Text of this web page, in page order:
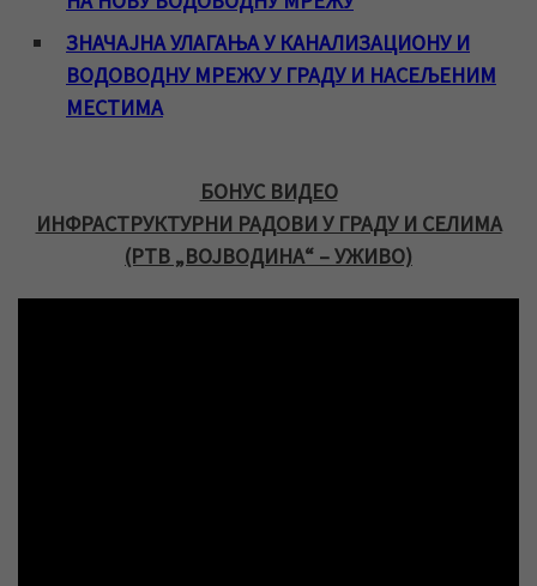
ЗНАЧАЈНА УЛАГАЊА У КАНАЛИЗАЦИОНУ И
ВОДОВОДНУ МРЕЖУ У ГРАДУ И НАСЕЉЕНИМ
МЕСТИМА
БОНУС ВИДЕО
ИНФРАСТРУКТУРНИ РАДОВИ У ГРАДУ И СЕЛИМА
(РТВ „ВОЈВОДИНА“ – УЖИВО)